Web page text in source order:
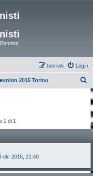
Login
Iscriviti
2015 Torino
1 di 1
dic 2018, 21:40